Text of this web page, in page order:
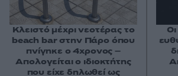
Κλειστό μέχρι νεοτέρας το
beach bar στην Πάρο όπου
πνίγηκε ο 4χρονος –
Απολογείται ο ιδιοκτήτης
που είχε δηλωθεί ως